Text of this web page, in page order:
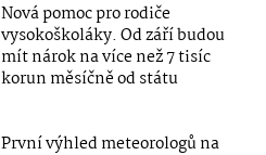
Nová pomoc pro rodiče
vysokoškoláky. Od září budou
mít nárok na více než 7 tisíc
korun měsíčně od státu
První výhled meteorologů na